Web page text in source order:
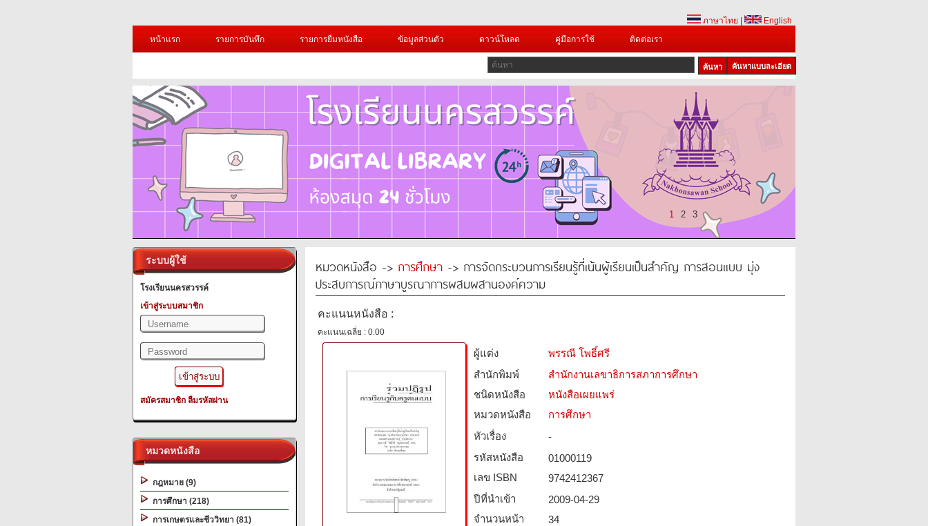
ภาษาไทย
English
หน้าแรก
รายการบันทึก รายการยืมหนังสือ ข้อมูลส่วนตัว ดาวน์โหลด คู่มือการใช้ ติดต่อเรา
ค้นหาแบบละเอียด
1 2 3
ระบบผู้ใช้
โรงเรียนนครสวรรค์
เข้าสู่ระบบสมาชิก
สมัครสมาชิก ลืมรหัสผ่าน
หมวดหนังสือ
กฎหมาย (9)
การศึกษา (218)
การเกษตรและชีววิทยา (81)
หมวดหนังสือ -> การศึกษา -> การจัดกระบวนการเรียนรู้ที่เน้นผู้เรียนเป็นสำคัญ การสอนแบบ มุ่ง
ประสบการณ์ภาษาบูรณาการผสมผสานองค์ความ
คะแนนหนังสือ :
คะแนนเฉลี่ย : 0.00
ผู้แต่ง
พรรณี โพธิ์ศรี
สำนักพิมพ์
สำนักงานเลขาธิการสภาการศึกษา
ชนิดหนังสือ­
หนังสือเผยแพร่
หมวดหนังสือ­
การศึกษา
หัวเรื่อง
-
รหัสหนังสือ­
01000119
เลข ISBN
9742412367
ปีที่นำเข้า
2009-04-29
จำนวนหน้า
34